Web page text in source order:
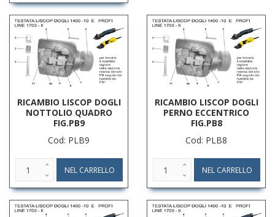
RICAMBIO LISCOP DOGLI
NOTTOLIO QUADRO
FIG.PB9
Cod: PLB9
RICAMBIO LISCOP DOGLI
PERNO ECCENTRICO
FIG.PB8
Cod: PLB8